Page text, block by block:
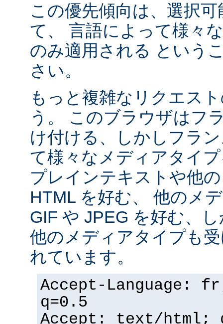
この優先傾向は、選択
て、 言語によって様々
のみ適用される という
さい。
もっと複雑なリクエス
う。 このブラウザはフ
け付ける、しかしフラ
て様々なメディアタイ
プレインテキストや他
HTML を好む、 他のメ
GIF や JPEG を好む、
他のメディアタイプも
れています。
Accept-Language:
q=0.5
Accept: text/html;